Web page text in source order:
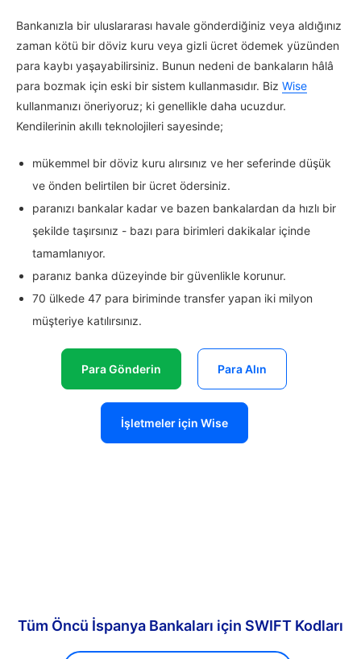
Bankanızla bir uluslararası havale gönderdiğiniz veya aldığınız
zaman kötü bir döviz kuru veya gizli ücret ödemek yüzünden
para kaybı yaşayabilirsiniz. Bunun nedeni de bankaların hâlâ
para bozmak için eski bir sistem kullanmasıdır. Biz Wise
kullanmanızı öneriyoruz; ki genellikle daha ucuzdur.
Kendilerinin akıllı teknolojileri sayesinde;
mükemmel bir döviz kuru alırsınız ve her seferinde düşük
ve önden belirtilen bir ücret ödersiniz.
paranızı bankalar kadar ve bazen bankalardan da hızlı bir
şekilde taşırsınız - bazı para birimleri dakikalar içinde
tamamlanıyor.
paranız banka düzeyinde bir güvenlikle korunur.
70 ülkede 47 para biriminde transfer yapan iki milyon
müşteriye katılırsınız.
Para Gönderin Para Alın
İşletmeler için Wise
Tüm Öncü İspanya Bankaları için SWIFT Kodları